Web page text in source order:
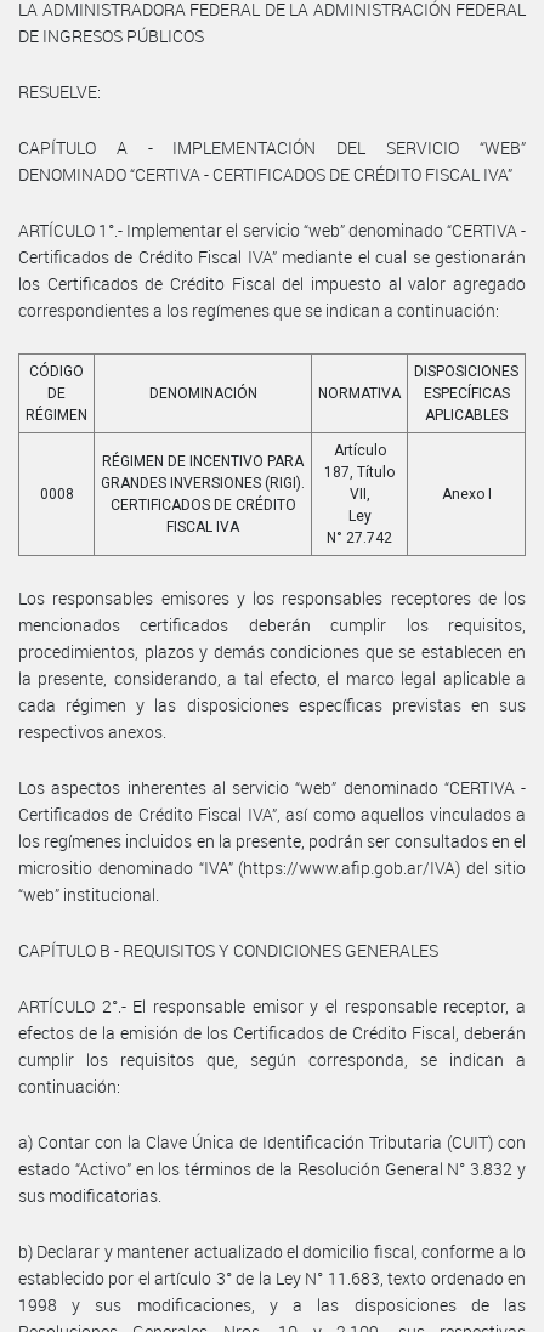
LA ADMINISTRADORA FEDERAL DE LA ADMINISTRACIÓN FEDERAL
DE INGRESOS PÚBLICOS
RESUELVE:
CAPÍTULO A - IMPLEMENTACIÓN DEL SERVICIO “WEB”
DENOMINADO “CERTIVA - CERTIFICADOS DE CRÉDITO FISCAL IVA”
ARTÍCULO 1°.- Implementar el servicio “web” denominado “CERTIVA -
Certificados de Crédito Fiscal IVA” mediante el cual se gestionarán
los Certificados de Crédito Fiscal del impuesto al valor agregado
correspondientes a los regímenes que se indican a continuación:
CÓDIGO
DE
RÉGIMEN
DENOMINACIÓN NORMATIVA
DISPOSICIONES
ESPECÍFICAS
APLICABLES
0008
RÉGIMEN DE INCENTIVO PARA
GRANDES INVERSIONES (RIGI).
CERTIFICADOS DE CRÉDITO
FISCAL IVA
Artículo
187, Título
VII,
Ley
N° 27.742
Anexo I
Los responsables emisores y los responsables receptores de los
mencionados certificados deberán cumplir los requisitos,
procedimientos, plazos y demás condiciones que se establecen en
la presente, considerando, a tal efecto, el marco legal aplicable a
cada régimen y las disposiciones específicas previstas en sus
respectivos anexos.
Los aspectos inherentes al servicio “web” denominado “CERTIVA -
Certificados de Crédito Fiscal IVA”, así como aquellos vinculados a
los regímenes incluidos en la presente, podrán ser consultados en el
micrositio denominado “IVA” (https://www.afip.gob.ar/IVA) del sitio
“web” institucional.
CAPÍTULO B - REQUISITOS Y CONDICIONES GENERALES
ARTÍCULO 2°.- El responsable emisor y el responsable receptor, a
efectos de la emisión de los Certificados de Crédito Fiscal, deberán
cumplir los requisitos que, según corresponda, se indican a
continuación:
a) Contar con la Clave Única de Identificación Tributaria (CUIT) con
estado “Activo” en los términos de la Resolución General N° 3.832 y
sus modificatorias.
b) Declarar y mantener actualizado el domicilio fiscal, conforme a lo
establecido por el artículo 3° de la Ley N° 11.683, texto ordenado en
1998 y sus modificaciones, y a las disposiciones de las